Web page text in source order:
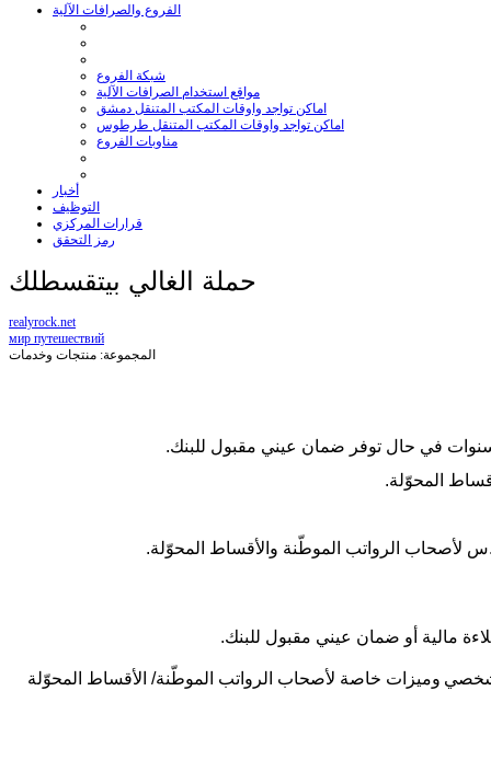
الفروع والصرافات الآلية
شبكة الفروع
مواقع استخدام الصرافات الآلية
اماكن تواجد واوقات المكتب المتنقل دمشق
اماكن تواجد واوقات المكتب المتنقل طرطوس
مناوبات الفروع
أخبار
التوظيف
قرارات المركزي
رمز التحقق
حملة الغالي بيتقسطلك
realyrock.net
мир путешествий
المجموعة: منتجات وخدمات
في حال توفر ضمان عيني مقبول للبنك.
المحوّلة.
لأصحاب الرواتب الموطّنة والأقساط المحوّلة.
مالية أو ضمان عيني مقبول للبنك.
وميزات خاصة لأصحاب الرواتب الموطّنة/ الأقساط المحوّلة